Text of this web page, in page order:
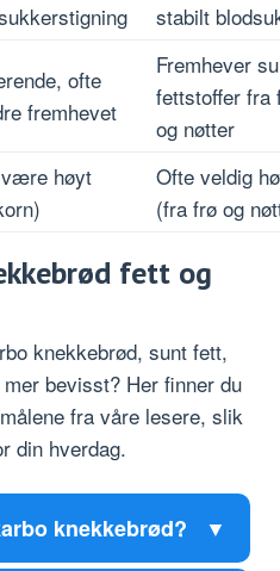
stabilt
ofte
fremhevet
Fremhever
fettstoffer fra
og nøtter
høyt
Ofte veldig
(fra frø og
fett og
knekkebrød, sunt fett,
bevisst? Her finner du
fra våre lesere, slik
din hverdag.
knekkebrød?